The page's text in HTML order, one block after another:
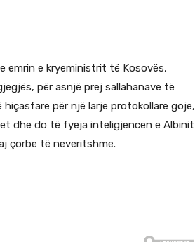
emrin e kryeministrit të Kosovës,
për asnjë prej sallahanave të
për një larje protokollare goje,
dhe do të fyeja inteligjencën e Albinit
çorbe të neveritshme.